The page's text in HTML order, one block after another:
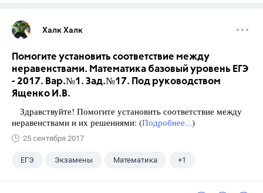
Халк Халк
Помогите установить соответствие между
неравенствами. Математика базовый уровень ЕГЭ
- 2017. Вар.№1. Зад.№17. Под руководством
Ященко И.В.
Здравствуйте! Помогите установить соответствие между
неравенствами и их решениями: (Подробнее...)
25 сентября 2017
ЕГЭ Экзамены Математика +1